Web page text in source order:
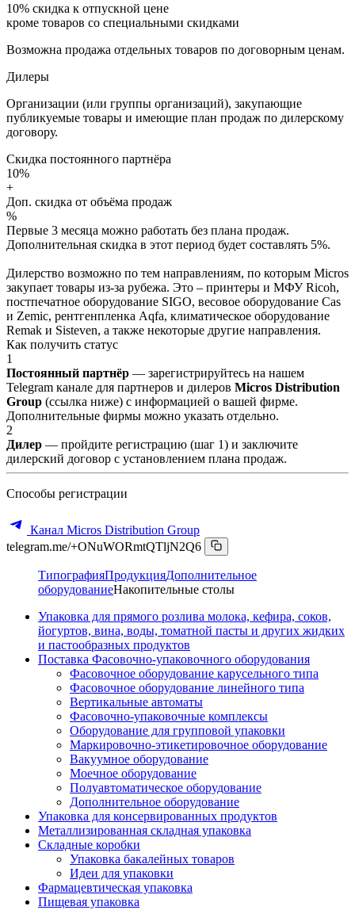
10% скидка к отпускной цене
кроме товаров со специальными скидками
Возможна продажа отдельных товаров по договорным ценам.
Дилеры
Организации (или группы организаций), закупающие
публикуемые товары и имеющие план продаж по дилерскому
договору.
Скидка постоянного партнёра
10%
+
Доп. скидка от объёма продаж
%
Первые 3 месяца можно работать без плана продаж.
Дополнительная скидка в этот период будет составлять 5%.
Дилерство возможно по тем направлениям, по которым Micros
закупает товары из-за рубежа. Это – принтеры и МФУ Ricoh,
постпечатное оборудование SIGO, весовое оборудование Cas
и Zemic, рентгенпленка Aqfa, климатическое оборудование
Remak и Sisteven, а также некоторые другие направления.
Как получить статус
1
Постоянный партнёр — зарегистрируйтесь на нашем
Telegram канале для партнеров и дилеров Micros Distribution
Group (ссылка ниже) с информацией о вашей фирме.
Дополнительные фирмы можно указать отдельно.
2
Дилер — пройдите регистрацию (шаг 1) и заключите
дилерский договор с установлением плана продаж.
Способы регистрации
Канал Micros Distribution Group
telegram.me/+ONuWORmtQTljN2Q6
ТипографияПродукцияДополнительное
оборудованиеНакопительные столы
Упаковка для прямого розлива молока, кефира, соков,
йогуртов, вина, воды, томатной пасты и других жидких
и пастообразных продуктов
Поставка Фасовочно-упаковочного оборудования
Фасовочное оборудование карусельного типа
Фасовочное оборудование линейного типа
Вертикальные автоматы
Фасовочно-упаковочные комплексы
Оборудование для групповой упаковки
Маркировочно-этикетировочное оборудование
Вакуумное оборудование
Моечное оборудование
Полуавтоматическое оборудование
Дополнительное оборудование
Упаковка для консервированных продуктов
Металлизированная складная упаковка
Складные коробки
Упаковка бакалейных товаров
Идеи для упаковки
Фармацевтическая упаковка
Пищевая упаковка